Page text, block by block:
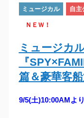
ミュージカル 自主
ＮＥＷ！
ミュージカ
『
篇＆豪華客船
9/5(土)10:00AMよ